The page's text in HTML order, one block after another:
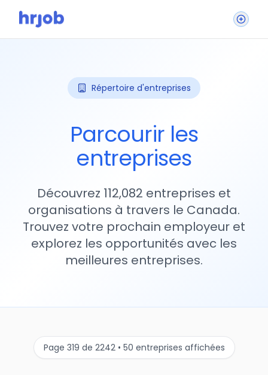
Répertoire d'entreprises
Parcourir les
entreprises
Découvrez 112,082 entreprises et
organisations à travers le Canada.
Trouvez votre prochain employeur et
explorez les opportunités avec les
meilleures entreprises.
Page 319 de 2242 • 50 entreprises affichées